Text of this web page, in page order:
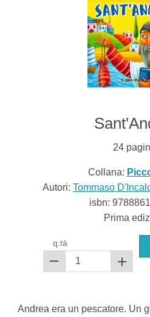
24
Collana:
Autori: Tommaso
isbn:
Prima
q.tà
Andrea era un pescatore. Un